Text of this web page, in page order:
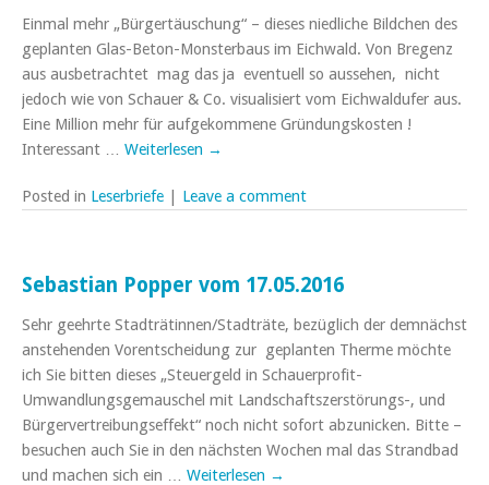
Einmal mehr „Bürgertäuschung“ – dieses niedliche Bildchen des
geplanten Glas-Beton-Monsterbaus im Eichwald. Von Bregenz
aus ausbetrachtet mag das ja eventuell so aussehen, nicht
jedoch wie von Schauer & Co. visualisiert vom Eichwaldufer aus.
Eine Million mehr für aufgekommene Gründungskosten !
Interessant … Weiterlesen →
Posted in Leserbriefe | Leave a comment
Sebastian Popper vom 17.05.2016
Sehr geehrte Stadträtinnen/Stadträte, bezüglich der demnächst
anstehenden Vorentscheidung zur geplanten Therme möchte
ich Sie bitten dieses „Steuergeld in Schauerprofit-
Umwandlungsgemauschel mit Landschaftszerstörungs-, und
Bürgervertreibungseffekt“ noch nicht sofort abzunicken. Bitte –
besuchen auch Sie in den nächsten Wochen mal das Strandbad
und machen sich ein … Weiterlesen →